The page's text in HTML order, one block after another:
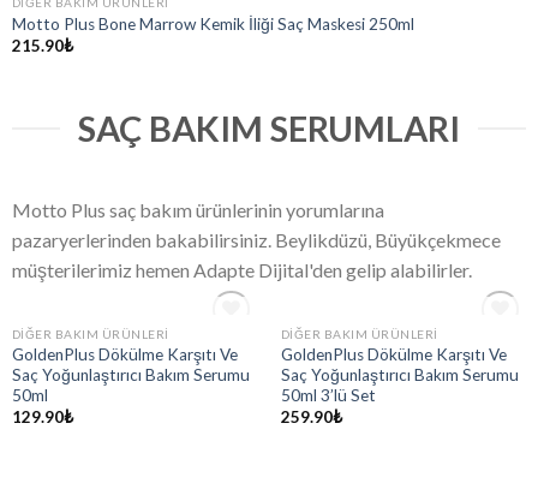
Motto Plus Bone Marrow Kemik İliği Saç Maskesi 250ml
215.90₺
SAÇ BAKIM SERUMLARI
Motto Plus saç bakım ürünlerinin yorumlarına
pazaryerlerinden bakabilirsiniz. Beylikdüzü, Büyükçekmece
müşterilerimiz hemen Adapte Dijital'den gelip alabilirler.
to
wishlist
STOKTA YOK
DIĞER BAKIM ÜRÜNLERI
GoldenPlus Dökülme Karşıtı Ve
Saç Yoğunlaştırıcı Bakım Serumu
50ml
129.90₺
to
wishlist
STOKTA YOK
DIĞER BAKIM ÜRÜNLERI
GoldenPlus Dökülme Karşıtı Ve
Saç Yoğunlaştırıcı Bakım Serumu
50ml 3’lü Set
259.90₺